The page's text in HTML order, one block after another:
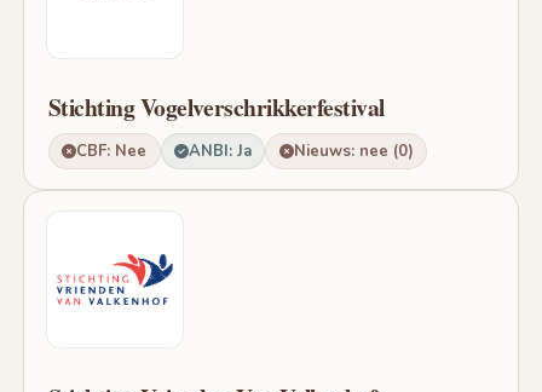
Stichting Vogelverschrikkerfestival
CBF: Nee ANBI: Ja Nieuws: nee (0)